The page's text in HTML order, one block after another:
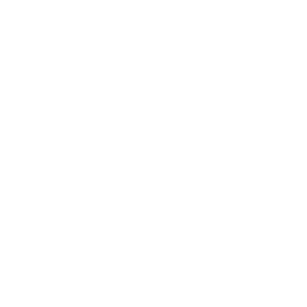
です。
ありません。
です。